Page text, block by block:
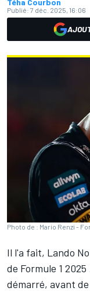
Téha Courbon
Publié: 7 déc. 2025, 16:06
Photo de : Mario Renzi -
Il l'a fait, Lando
de Formule 1
démarré, avant